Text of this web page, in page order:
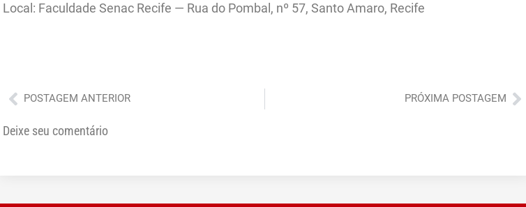
Local: Faculdade Senac Recife — Rua do Pombal, nº 57, Santo Amaro, Recife
Anterior
POSTAGEM ANTERIOR PRÓXIMA POSTAGEM
Deixe seu comentário